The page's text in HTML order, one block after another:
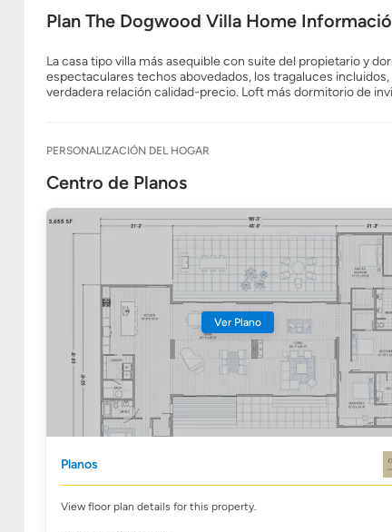
Plan The Dogwood Villa Home
La casa tipo villa más asequible con suite del propietario y
espectaculares techos abovedados, los tragaluces
verdadera relación calidad-precio. Loft más dormitorio de
PERSONALIZACIÓN DEL HOGAR
Centro de Planos
Ver Plano
Planos
View floor plan details for this property.